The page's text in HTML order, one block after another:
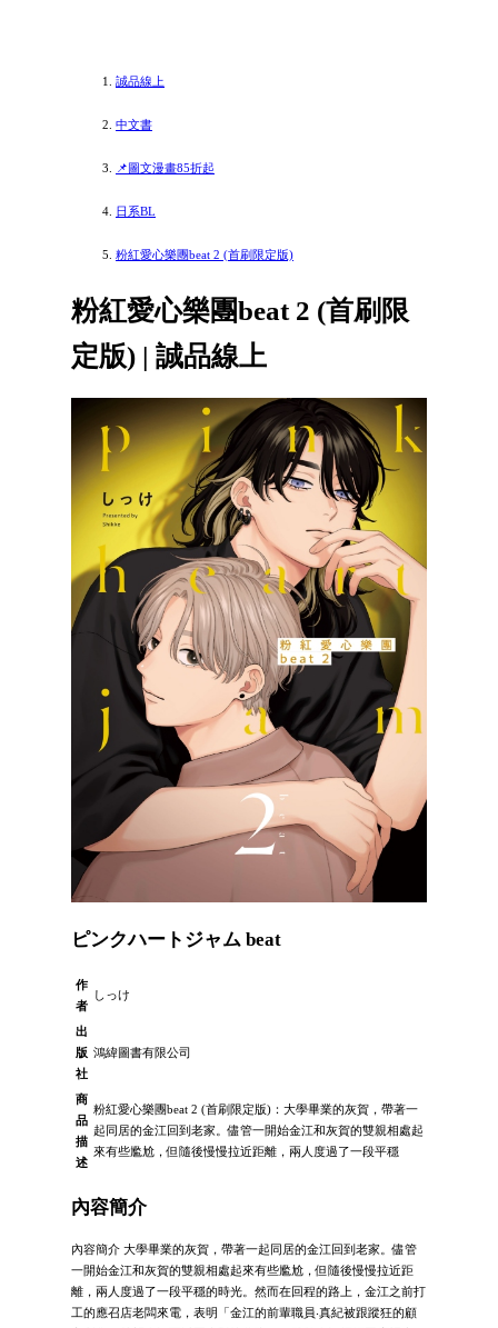
誠品線上
中文書
📌圖文漫畫85折起
日系BL
粉紅愛心樂團beat 2 (首刷限定版)
粉紅愛心樂團beat 2 (首刷限
定版) | 誠品線上
ピンクハートジャム beat
作
者
しっけ
出
版
社
鴻緯圖書有限公司
商
品
描
述
粉紅愛心樂團beat 2 (首刷限定版)：大學畢業的灰賀，帶著一
起同居的金江回到老家。儘管一開始金江和灰賀的雙親相處起
來有些尷尬，但隨後慢慢拉近距離，兩人度過了一段平穩
內容簡介
內容簡介 大學畢業的灰賀，帶著一起同居的金江回到老家。儘管
一開始金江和灰賀的雙親相處起來有些尷尬，但隨後慢慢拉近距
離，兩人度過了一段平穩的時光。然而在回程的路上，金江之前打
工的應召店老闆來電，表明「金江的前輩職員‧真紀被跟蹤狂的顧